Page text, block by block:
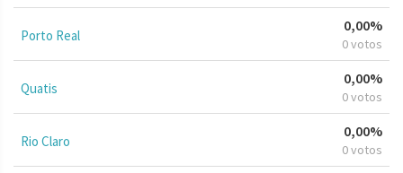
Porto Real
0,00%
0 votos
Quatis
0,00%
0 votos
Rio Claro
0,00%
0 votos